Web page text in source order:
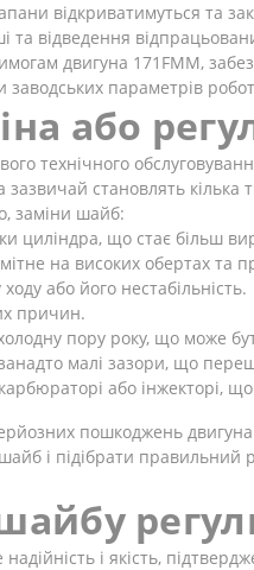
відкриватимуться та
та відведення
двигуна 171FMM,
параметрів
або
технічного
зазвичай становлять
заміни шайб:
циліндра, що стає більш
на високих обертах та
або його нестабільність.
причин.
пору року, що може
малі зазори, що
або інжекторі,
пошкоджень
і підібрати
і якість,